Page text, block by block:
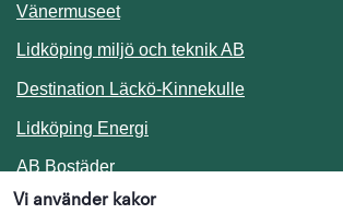
Vi använder kakor
Vänermuseet
Lidköping miljö och teknik AB
Destination Läckö-KinnekulleLänk till
Lidköping Energi
AB BostäderLänk till annan webbplats.